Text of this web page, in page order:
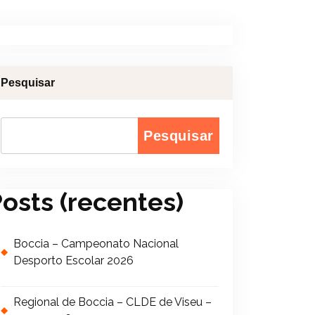
Pesquisar
Pesquisar
(recentes)
Boccia – Campeonato Nacional
Desporto Escolar 2026
Regional de Boccia – CLDE de Viseu –